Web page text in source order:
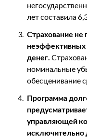
лет составила
Страхование не
неэффективных
денег.
номинальные
обесценивание
Программа
управляющей